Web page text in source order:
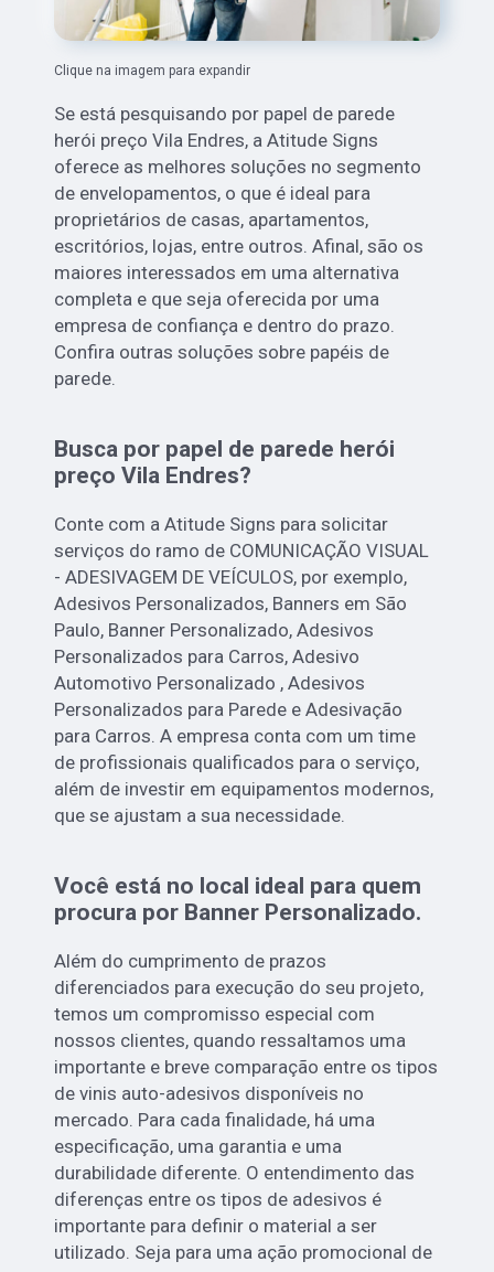
Clique na imagem para expandir
Se está pesquisando por papel de parede
herói preço Vila Endres, a Atitude Signs
oferece as melhores soluções no segmento
de envelopamentos, o que é ideal para
proprietários de casas, apartamentos,
escritórios, lojas, entre outros. Afinal, são os
maiores interessados em uma alternativa
completa e que seja oferecida por uma
empresa de confiança e dentro do prazo.
Confira outras soluções sobre papéis de
parede.
Busca por papel de parede herói
preço Vila Endres?
Conte com a Atitude Signs para solicitar
serviços do ramo de COMUNICAÇÃO VISUAL
- ADESIVAGEM DE VEÍCULOS, por exemplo,
Adesivos Personalizados, Banners em São
Paulo, Banner Personalizado, Adesivos
Personalizados para Carros, Adesivo
Automotivo Personalizado , Adesivos
Personalizados para Parede e Adesivação
para Carros. A empresa conta com um time
de profissionais qualificados para o serviço,
além de investir em equipamentos modernos,
que se ajustam a sua necessidade.
Você está no local ideal para quem
procura por Banner Personalizado.
Além do cumprimento de prazos
diferenciados para execução do seu projeto,
temos um compromisso especial com
nossos clientes, quando ressaltamos uma
importante e breve comparação entre os tipos
de vinis auto-adesivos disponíveis no
mercado. Para cada finalidade, há uma
especificação, uma garantia e uma
durabilidade diferente. O entendimento das
diferenças entre os tipos de adesivos é
importante para definir o material a ser
utilizado. Seja para uma ação promocional de